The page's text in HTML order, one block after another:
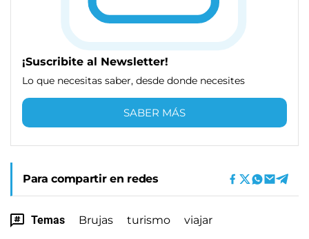
¡Suscribite al Newsletter!
Lo que necesitas saber, desde donde necesites
SABER MÁS
Para compartir en redes
Temas Brujas turismo viajar